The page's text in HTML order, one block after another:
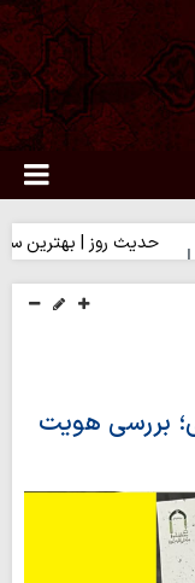
روز | بهترین سرمایه
بررسی هویت